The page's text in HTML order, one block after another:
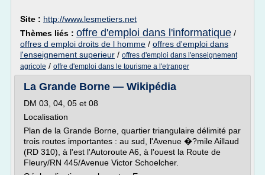
Site : http://www.lesmetiers.net
Thèmes liés : offre d'emploi dans l'informatique /
offres d emploi droits de l homme / offres d'emploi dans
l'enseignement superieur / offres d'emploi dans l'enseignement
agricole / offre d'emploi dans le tourisme a l'etranger
La Grande Borne — Wikipédia
DM 03, 04, 05 et 08
Localisation
Plan de la Grande Borne, quartier triangulaire délimité par
trois routes importantes : au sud, l'Avenue �?mile Aillaud
(RD 310), à l'est l'Autoroute A6, à l'ouest la Route de
Fleury/RN 445/Avenue Victor Schoelcher.